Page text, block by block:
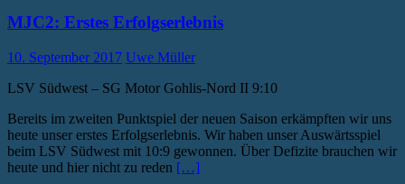
MJC2: Erstes Erfolgserlebnis
10. September 2017 Uwe Müller
LSV Südwest – SG Motor Gohlis-Nord II 9:10
Bereits im zweiten Punktspiel der neuen Saison erkämpften wir uns
heute unser erstes Erfolgserlebnis. Wir haben unser Auswärtsspiel
beim LSV Südwest mit 10:9 gewonnen. Über Defizite brauchen wir
heute und hier nicht zu reden […]